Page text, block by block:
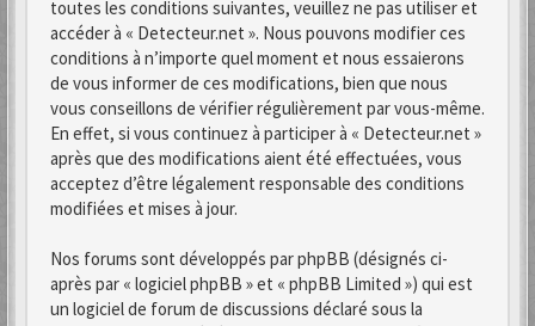
toutes les conditions suivantes, veuillez ne pas utiliser et
accéder à « Detecteur.net ». Nous pouvons modifier ces
conditions à n’importe quel moment et nous essaierons
de vous informer de ces modifications, bien que nous
vous conseillons de vérifier régulièrement par vous-même.
En effet, si vous continuez à participer à « Detecteur.net »
après que des modifications aient été effectuées, vous
acceptez d’être légalement responsable des conditions
modifiées et mises à jour.
Nos forums sont développés par phpBB (désignés ci-
après par « logiciel phpBB » et « phpBB Limited ») qui est
un logiciel de forum de discussions déclaré sous la